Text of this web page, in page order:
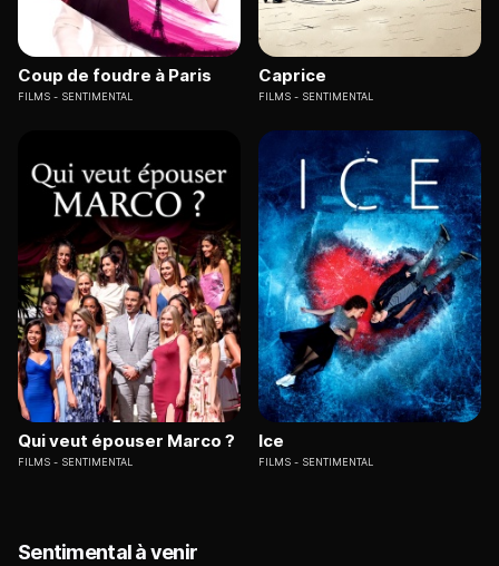
Coup de foudre à Paris
FILMS SENTIMENTAL
Caprice
FILMS SENTIMENTAL
Qui veut épouser Marco ?
FILMS SENTIMENTAL
Ice
FILMS SENTIMENTAL
Sentimental à venir